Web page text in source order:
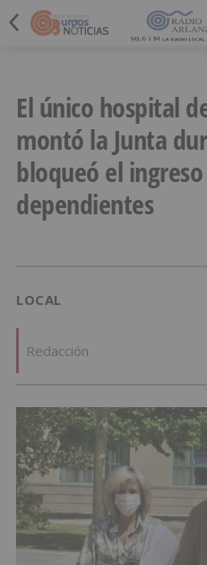
El único hospital
montó la Junta
bloqueó el
dependientes
LOCAL
Redacción